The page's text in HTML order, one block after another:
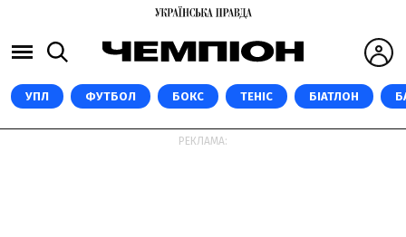
УПЛ ФУТБОЛ БОКС ТЕНІС БІАТЛОН
РЕКЛАМА: